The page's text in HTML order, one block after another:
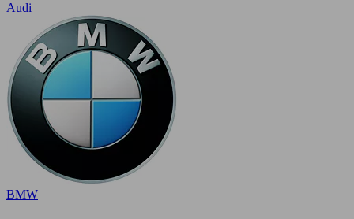
Audi
BMW